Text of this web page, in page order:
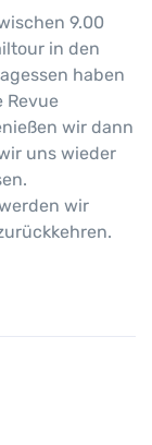
9.00
in den
haben
Revue
wir dann
uns wieder
wir